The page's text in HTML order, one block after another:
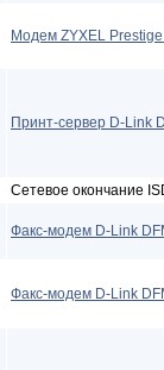
Модем ZYXEL
Принт-сервер D-Link
Сетевое окончание
Факс-модем D-Link
Факс-модем D-Link